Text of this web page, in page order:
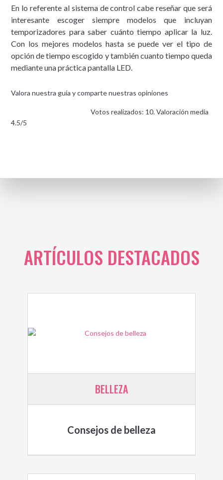
En lo referente al sistema de control cabe reseñar que será
interesante escoger siempre modelos que incluyan
temporizadores para saber cuánto tiempo aplicar la luz.
Con los mejores modelos hasta se puede ver el tipo de
opción de tiempo escogido y también cuanto tiempo queda
mediante una práctica pantalla LED.
Valora nuestra guía y comparte nuestras opiniones
Votos realizados: 10. Valoración media
4.5/5
ARTÍCULOS DESTACADOS
BELLEZA
Consejos de belleza